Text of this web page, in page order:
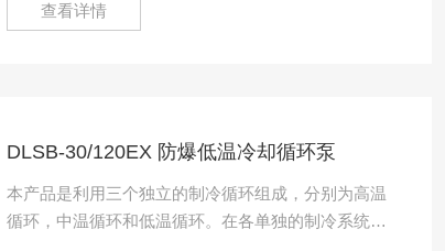
查看详情
DLSB-30/120EX 防爆低温冷却循环泵
本产品是利用三个独立的制冷循环组成，分别为高温
循环，中温循环和低温循环。在各单独的制冷系统中